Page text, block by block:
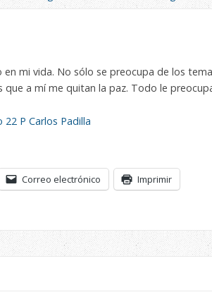
mi vida. No sólo se preocupa de los
a mí me quitan la paz. Todo le
P Carlos Padilla
Correo electrónico Imprimir